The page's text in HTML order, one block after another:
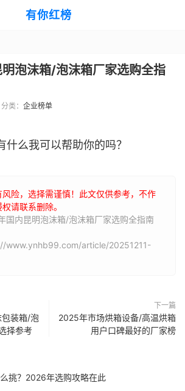
有你红榜
泡沫箱/泡沫箱厂家选购全指
分类： 企业榜单
什么我可以帮助你的吗？
险，选择需谨慎！此文仅供参考，不作
请联系删除。
国内昆明泡沫箱/泡沫箱厂家选购全指南
www.ynhb99.com/article/20251211-
装箱/泡
择参考
下一篇
2025年市场烘箱设备/高温烘箱
用户口碑最好的厂家榜
挑？2026年选购攻略在此